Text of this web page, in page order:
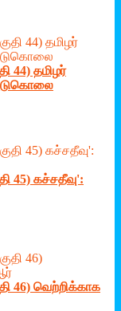
44) தமிழர்
45) கச்சதீவு':
46) வெற்றிக்காக